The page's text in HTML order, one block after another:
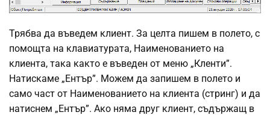
Трябва да въведем клиент. За целта пишем в полето, с
помощта на клавиатурата, Наименованието на
клиента, така както е въведен от меню „Кленти”.
Натискаме „Ентър”. Можем да запишем в полето и
само част от Наименованието на клиента (стринг) и да
натиснем „Ентър”. Ако няма друг клиент, съдържащ в